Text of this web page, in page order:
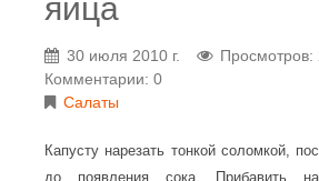
яйца
30 июля 2010 г.
Просмотров:
Комментарии: 0
Салаты
Капусту нарезать тонкой соломкой,
до появления сока. Прибавить